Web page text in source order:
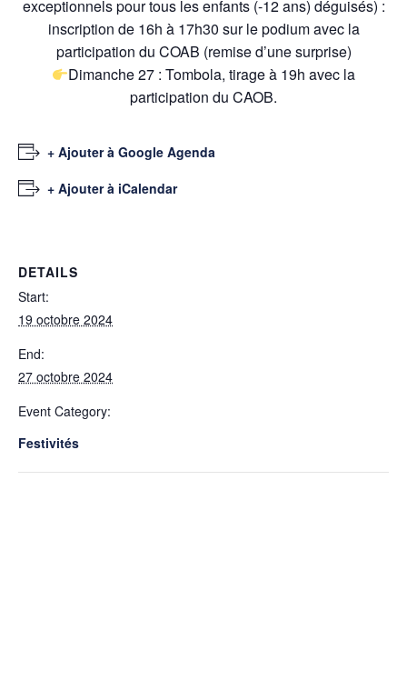
exceptionnels pour tous les enfants (-12 ans) déguisés) :
inscription de 16h à 17h30 sur le podium avec la
participation du COAB (remise d’une surprise)
Dimanche 27 : Tombola, tirage à 19h avec la
participation du CAOB.
+ Ajouter à Google Agenda
+ Ajouter à iCalendar
DETAILS
Start:
19 octobre 2024
End:
27 octobre 2024
Event Category:
Festivités